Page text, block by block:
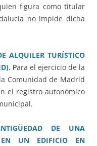
figura como titular
no impide dicha
ALQUILER TURÍSTICO
Para el ejercicio de la
Comunidad de Madrid
el registro autonómico
DE UNA
EN UN EDIFICIO EN